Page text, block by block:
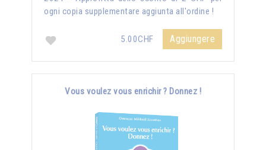
ogni copia supplementare aggiunta all'ordine !
5.00CHF Aggiungere
Vous voulez vous enrichir ? Donnez !